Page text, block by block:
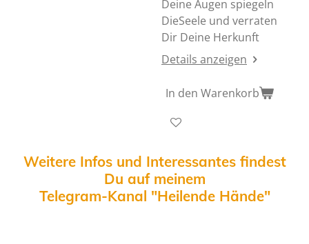
Deine Augen spiegeln
DieSeele und verraten
Dir Deine Herkunft
Details anzeigen
In den Warenkorb
Weitere Infos und Interessantes findest
Du auf meinem
Telegram-Kanal "Heilende Hände"